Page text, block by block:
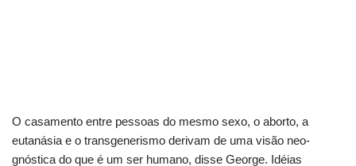
O casamento entre pessoas do mesmo sexo, o aborto, a
eutanásia e o transgenerismo derivam de uma visão neo-
gnóstica do que é um ser humano, disse George. Idéias